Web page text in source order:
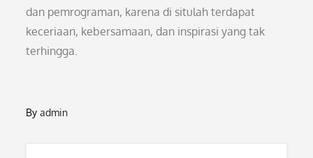
dan pemrograman, karena di situlah terdapat
keceriaan, kebersamaan, dan inspirasi yang tak
terhingga.
Byadmin